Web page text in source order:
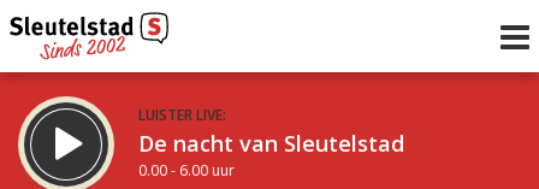
LUISTER LIVE:
De nacht van Sleutelstad
0.00 - 6.00 uur